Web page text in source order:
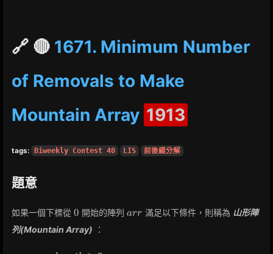
🔗 🔴 1671. Minimum Number
of Removals to Make
Mountain Array 1913
tags: Biweekly Contest 40 LIS 前後綴分解
題意
如果一個下標從 0
0 開始的陣列 arr
arr 滿足以下條件，則稱為 山形陣
列(Mountain Array) ：